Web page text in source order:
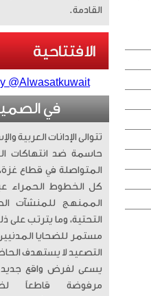
القادمة.
@Alwasatkuwait
في
تتوالى الإدانات العربية
حاسمة ضد انتهاكات
المتواصلة في قطاع
كل الخطوط الحمراء
الممنهج للمنشآت
التحتية، وما يترتب
مستمر للضحايا المدنيين
التصعيد لا يستهدف
يسعى لفرض واقع جديد
مرفوضة قاطعاً